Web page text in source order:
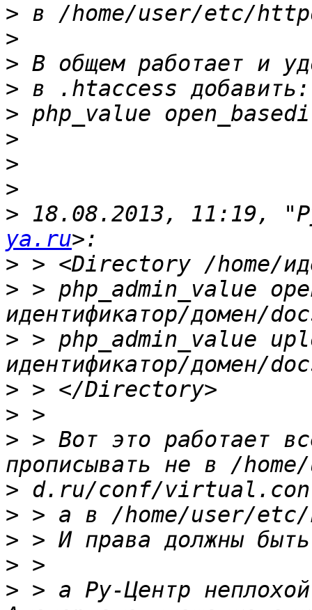
>
>
>
>
>
>
>
>
> 18.08.2013, 11:19,
ya.ru
>
> > php_admin_value
> > php_admin_value
>
>
> > Вот это работает
>
>
>
>
> > а Ру-Центр